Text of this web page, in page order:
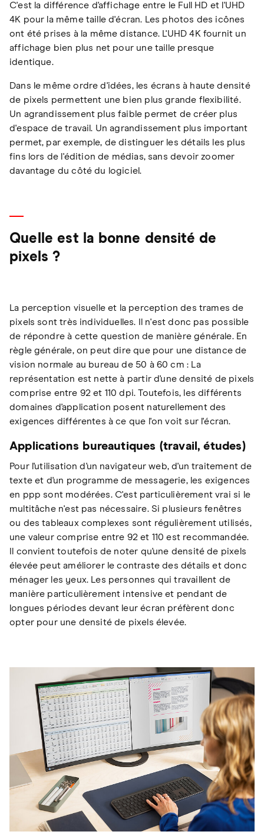
C'est la différence d'affichage entre le Full HD et l'UHD
4K pour la même taille d'écran. Les photos des icônes
ont été prises à la même distance. L'UHD 4K fournit un
affichage bien plus net pour une taille presque
identique.
Dans le même ordre d'idées, les écrans à haute densité
de pixels permettent une bien plus grande flexibilité.
Un agrandissement plus faible permet de créer plus
d'espace de travail. Un agrandissement plus important
permet, par exemple, de distinguer les détails les plus
fins lors de l'édition de médias, sans devoir zoomer
davantage du côté du logiciel.
Quelle est la bonne densité de
pixels ?
La perception visuelle et la perception des trames de
pixels sont très individuelles. Il n'est donc pas possible
de répondre à cette question de manière générale. En
règle générale, on peut dire que pour une distance de
vision normale au bureau de 50 à 60 cm : La
représentation est nette à partir d'une densité de pixels
comprise entre 92 et 110 dpi. Toutefois, les différents
domaines d'application posent naturellement des
exigences différentes à ce que l'on voit sur l'écran.
Applications bureautiques (travail, études)
Pour l'utilisation d'un navigateur web, d'un traitement de
texte et d'un programme de messagerie, les exigences
en ppp sont modérées. C'est particulièrement vrai si le
multitâche n'est pas nécessaire. Si plusieurs fenêtres
ou des tableaux complexes sont régulièrement utilisés,
une valeur comprise entre 92 et 110 est recommandée.
Il convient toutefois de noter qu'une densité de pixels
élevée peut améliorer le contraste des détails et donc
ménager les yeux. Les personnes qui travaillent de
manière particulièrement intensive et pendant de
longues périodes devant leur écran préfèrent donc
opter pour une densité de pixels élevée.